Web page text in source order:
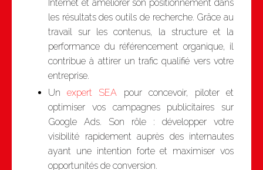
Internet et améliorer son positionnement dans
les résultats des outils de recherche. Grâce au
travail sur les contenus, la structure et la
performance du référencement organique, il
contribue à attirer un trafic qualifié vers votre
entreprise.
Unexpert SEA pour concevoir, piloter et
optimiser vos campagnes publicitaires sur
Google Ads. Son rôle : développer votre
visibilité rapidement auprès des internautes
ayant une intention forte et maximiser vos
opportunités de conversion.